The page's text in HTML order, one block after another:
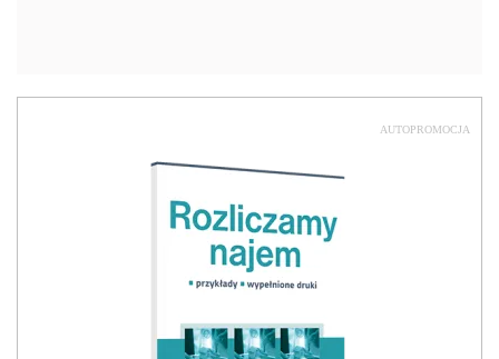
AUTOPROMOCJA